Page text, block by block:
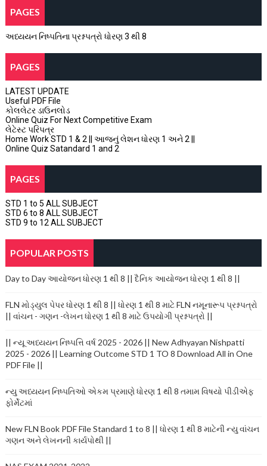
PAGES
અધ્યયન નિષ્પતિના પ્રશ્નપત્રો ધોરણ 3 થી 8
PAGES
LATEST UPDATE
Useful PDF File
કોલલેટર ડાઉનલોડ
Online Quiz For Next Competitive Exam
લેટેસ્ટ પરિપત્ર
Home Work STD 1 & 2 || આજનું લેશન ધોરણ 1 અને 2 ||
Online Quiz Satandard 1 and 2
PAGES
STD 1 to 5 ALL SUBJECT
STD 6 to 8 ALL SUBJECT
STD 9 to 12 ALL SUBJECT
POPULAR POSTS
Day to Day આયોજન ધોરણ 1 થી 8 || દૈનિક આયોજન ધોરણ 1 થી 8 ||
FLN મોડ્યુલ પેપર ધોરણ 1 થી 8 || ધોરણ 1 થી 8 માટે FLN નમૂનારૂપ પ્રશ્નપત્રો
|| વાંચન - ગણન -લેખન ધોરણ 1 થી 8 માટે ઉપયોગી પ્રશ્નપત્રો ||
|| ન્યૂ અધ્યયન નિષ્પત્તિ વર્ષ 2025 - 2026 || New Adhyayan Nishpatti
2025 - 2026 || Learning Outcome STD 1 TO 8 Download All in One
PDF File ||
ન્યુ અધ્યયન નિષ્પતિઓ એકમ પ્રમાણે ધોરણ 1 થી 8 તમામ વિષયો પીડીએફ
ફોર્મેટમાં
New FLN Book PDF File Standard 1 to 8 || ધોરણ 1 થી 8 માટેની ન્યુ વાંચન
ગણન અને લેખનની કાર્યપોથી ||